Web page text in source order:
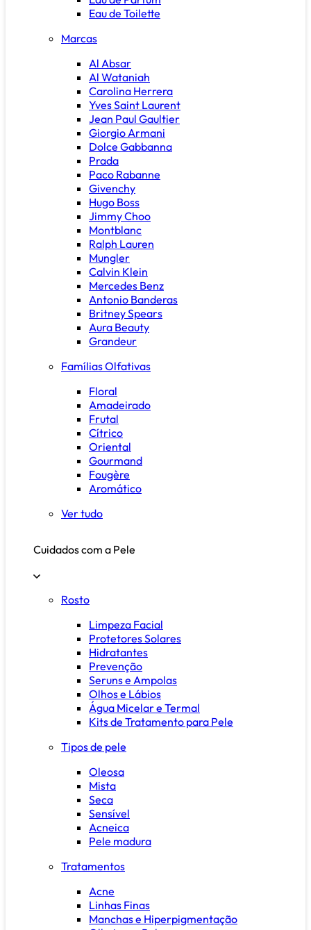
Eau de Toilette
Marcas
Al Absar
Al Wataniah
Carolina Herrera
Yves Saint Laurent
Jean Paul Gaultier
Giorgio Armani
Dolce Gabbanna
Prada
Paco Rabanne
Givenchy
Hugo Boss
Jimmy Choo
Montblanc
Ralph Lauren
Mungler
Calvin Klein
Mercedes Benz
Antonio Banderas
Britney Spears
Aura Beauty
Grandeur
Famílias Olfativas
Floral
Amadeirado
Frutal
Cítrico
Oriental
Gourmand
Fougère
Aromático
Ver tudo
Cuidados com a Pele
Rosto
Limpeza Facial
Protetores Solares
Hidratantes
Prevenção
Seruns e Ampolas
Olhos e Lábios
Água Micelar e Termal
Kits de Tratamento para Pele
Tipos de pele
Oleosa
Mista
Seca
Sensível
Acneica
Pele madura
Tratamentos
Acne
Linhas Finas
Manchas e Hiperpigmentação